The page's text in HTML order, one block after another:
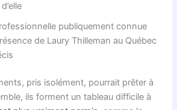
publiquement connue
de Laury Thilleman au Québec
pris isolément, pourrait prêter à
ils forment un tableau difficile à